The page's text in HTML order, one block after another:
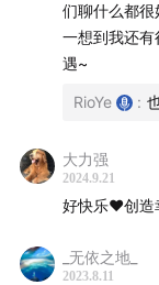
「大家能读
己表达出来」
推荐 B站
10:17 《The Final
大厨们都选
16:00 原来吞拿也
们聊什么都很
一想到我还
遇~
RioYe :
大力强
2024.9.21
好快乐❤创造
_无依之地_
2023.8.11